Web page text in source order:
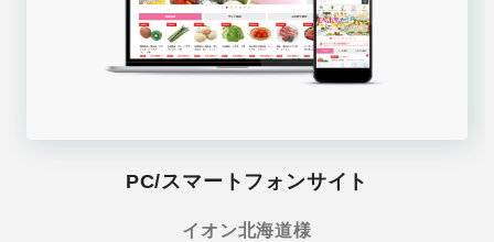
PC/スマートフォンサイト
イオン北海道様